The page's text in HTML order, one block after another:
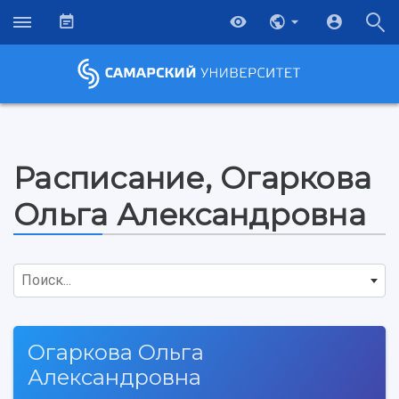
НАЗАД
Об университете
Новости
Образование
Научно-исследовательская деятельность
Расписание, Огаркова
Ольга Александровна
Поиск...
Огаркова Ольга
Александровна